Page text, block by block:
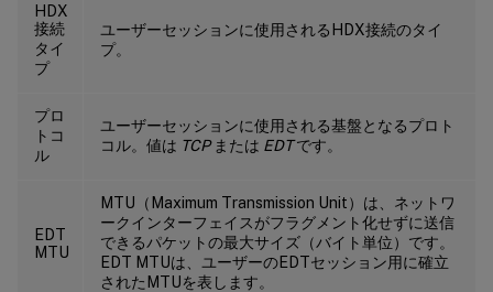
HDX
接続
タイ
プ
ユーザーセッションに使用されるHDX接続のタイ
プ。
プロ
トコ
ル
ユーザーセッションに使用される基盤となるプロト
コル。値は TCPまたは EDTです。
EDT
MTU
MTU（Maximum Transmission Unit）は、ネットワ
ークインターフェイスがフラグメント化せずに送信
できるパケットの最大サイズ（バイト単位）です。
EDT MTUは、ユーザーのEDTセッション用に確立
されたMTUを表します。